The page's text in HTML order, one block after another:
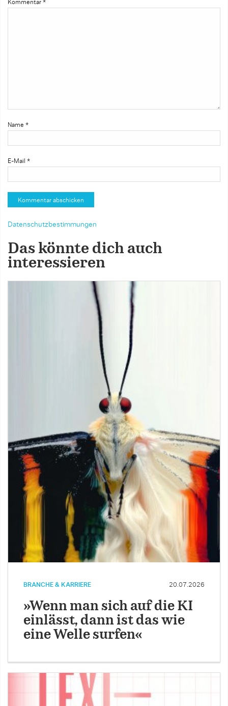
Kommentar *
Name *
E-Mail *
Datenschutzbestimmungen
Das könnte dich auch
interessieren
BRANCHE & KARRIERE 20.07.2026
»Wenn man sich auf die KI
einlässt, dann ist das wie
eine Welle surfen«